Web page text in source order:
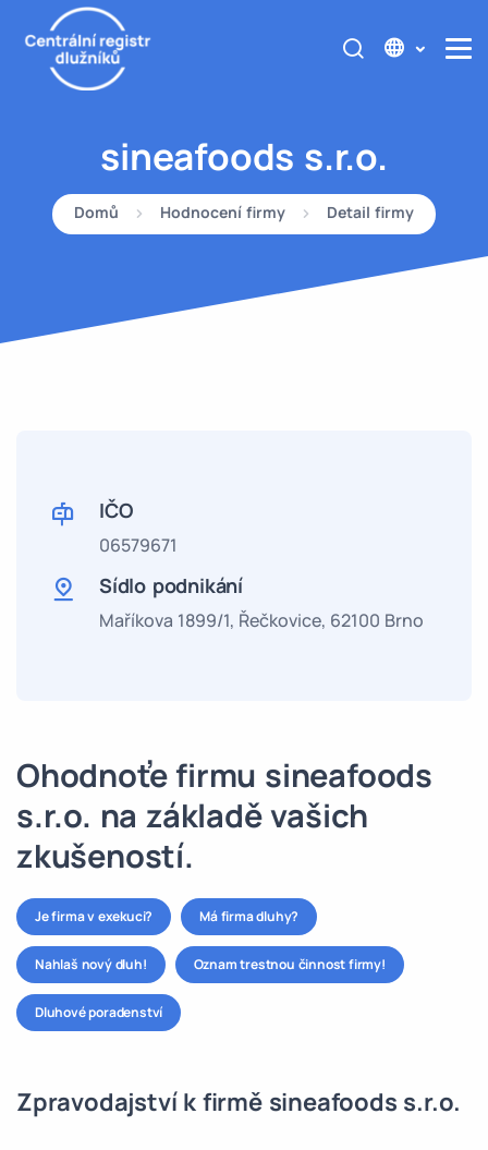
sineafoods s.r.o.
Domů Hodnocení firmy Detail firmy
IČO
06579671
Sídlo podnikání
Maříkova 1899/1, Řečkovice, 62100 Brno
Ohodnoťe firmu sineafoods
s.r.o. na základě vašich
zkušeností.
Je firma v exekuci? Má firma dluhy?
Nahlaš nový dluh! Oznam trestnou činnost firmy!
Dluhové poradenství
Zpravodajství k firmě sineafoods s.r.o.